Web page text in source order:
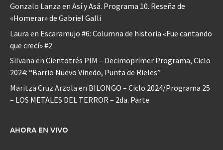
Gonzalo Lanza en Así y Asá. Programa 10. Reseña de
«Homerar» de Gabriel Galli
Laura en Escaramujo #6: Columna de historia «Fue cantando
que crecí» #2
Silvana en Cientotrés PIM – Decimoprimer Programa, Ciclo
2024: “Barrio Nuevo Viñedo, Punta de Rieles”
Maritza Cruz Arzola en BILONGO – Ciclo 2024/Programa 25
– LOS METALES DEL TERROR – 2da. Parte
AHORA EN VIVO